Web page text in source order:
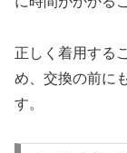
正しく着用する
め、交換の前に
す。